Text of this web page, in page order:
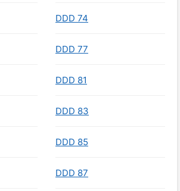
DDD 74
DDD 77
DDD 81
DDD 83
DDD 85
DDD 87